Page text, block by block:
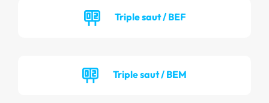
Triple saut / BEF
Triple saut / BEM